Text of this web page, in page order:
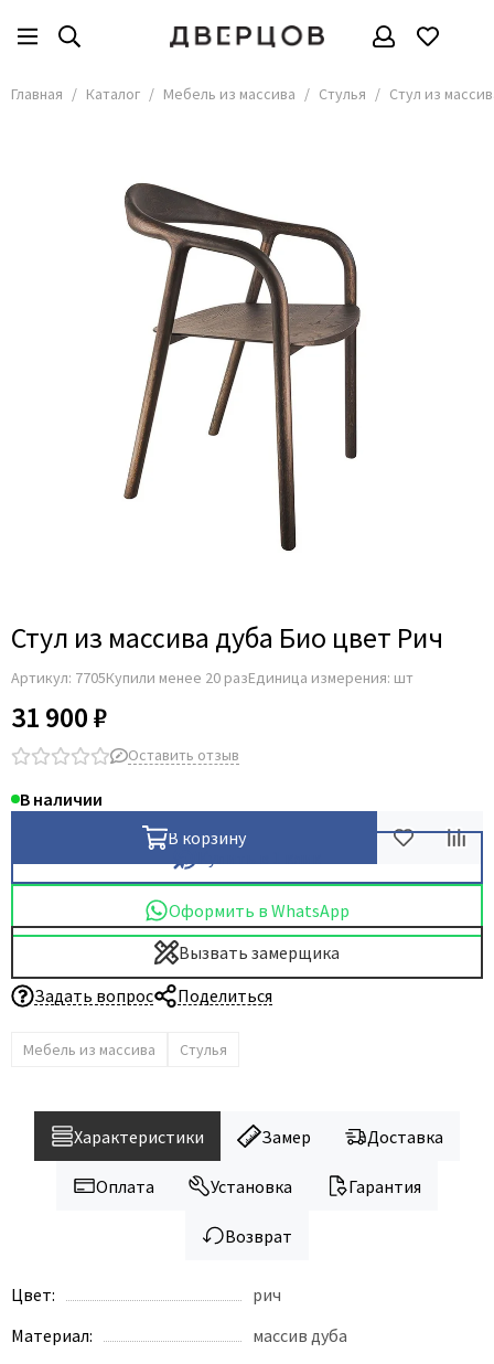
Мебель из массива
Все товары
Главная Каталог Мебель из массива Стулья Стул из
Стул из массива дуба Био цвет Рич
Артикул: 7705Купили менее 20 разЕдиница измерения: шт
31 900 ₽
Оставить отзыв
В наличии
В корзину
Оформить в WhatsApp
Вызвать замерщика
Задать вопрос
Поделиться
Мебель из массива Стулья
Характеристики Замер Доставка
Оплата Установка Гарантия
Возврат
Цвет:
рич
Материал:
массив дуба